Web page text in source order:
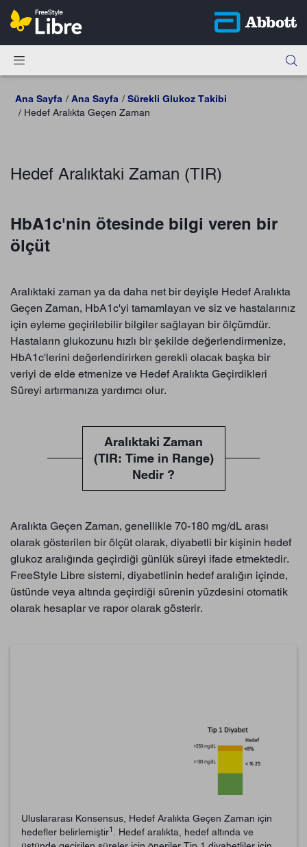
Ana Sayfa Ana Sayfa
Sürekli Glukoz Takibi
Hedef Aralıkta Geçen Zaman
Hedef Aralıktaki Zaman (TIR)
HbA1c'nin ötesinde bilgi veren bir
ölçüt
Aralıktaki zaman ya da daha net bir deyişle Hedef Aralıkta
Geçen Zaman, HbA1c'yi tamamlayan ve siz ve hastalarınız
için eyleme geçirilebilir bilgiler sağlayan bir ölçümdür.
Hastaların glukozunu hızlı bir şekilde değerlendirmenize,
HbA1c'lerini değerlendirirken gerekli olacak başka bir
veriyi de elde etmenize ve Hedef Aralıkta Geçirdikleri
Süreyi artırmanıza yardımcı olur.
Aralıktaki Zaman
(TIR: Time in Range)
Nedir ?
Aralıkta Geçen Zaman, genellikle 70-180 mg/dL arası
olarak gösterilen bir ölçüt olarak, diyabetli bir kişinin hedef
glukoz aralığında geçirdiği günlük süreyi ifade etmektedir.
FreeStyle Libre sistemi, diyabetlinin hedef aralığın içinde,
üstünde veya altında geçirdiği sürenin yüzdesini otomatik
olarak hesaplar ve rapor olarak gösterir.
Uluslararası Konsensus, Hedef Aralıkta Geçen Zaman için
hedefler belirlemiştir1
. Hedef aralıkta, hedef altında ve